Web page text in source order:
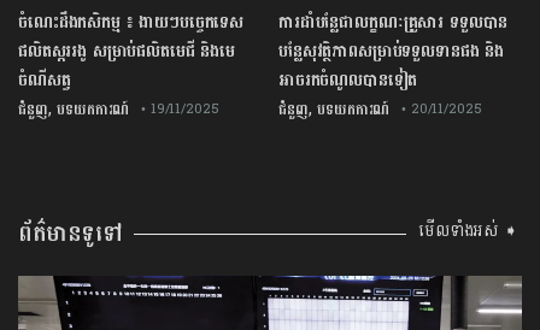
ការដាំបន្លែជាលក្ខណៈគ្រួសារ ទទួលបាន
បន្លែសុវត្ថិភាពសម្រាប់ទទួលទានផង និង
អាចរកចំណូលបានទៀត
ជំនួញ,បទយកការណ៍ • 20/11/2025
ចំណេះដឹងកសិកម្ម ៖ ងាយៗបច្ចេកទេស
ផលិតស្កររងូ សម្រាប់ផលិតមេជី និងមេ
ចំណីសត្វ
ជំនួញ,បទយកការណ៍ • 19/11/2025
ព័ត៌មានទូទៅ មើលទាំងអស់ ➧